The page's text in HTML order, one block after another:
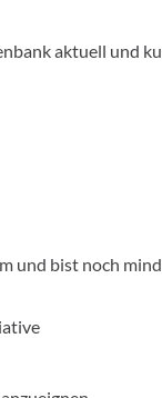
aktuell und
und bist noch